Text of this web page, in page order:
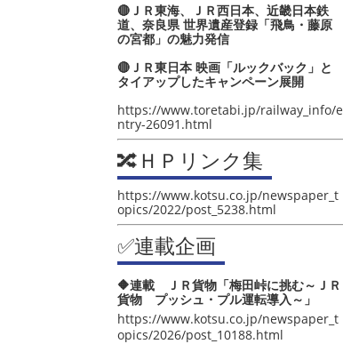
🔴ＪＲ東海、ＪＲ西日本、近畿日本鉄
道、奈良県 世界遺産登録「飛鳥・藤原
の宮都」の魅力発信
🔴ＪＲ東日本 映画「ルックバック」と
タイアップしたキャンペーン展開
https://www.toretabi.jp/railway_info/e
ntry-26091.html
🔀ＨＰリンク集
https://www.kotsu.co.jp/newspaper_t
opics/2022/post_5238.html
✅連載企画
🔶連載 ＪＲ貨物「梅田峠に挑む～ＪＲ
貨物 プッシュ・プル運転導入～」
https://www.kotsu.co.jp/newspaper_t
opics/2026/post_10188.html